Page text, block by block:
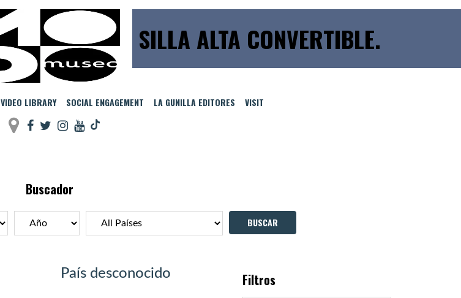
SILLA ALTA CONVERTIBLE.
VIDEO LIBRARY SOCIAL ENGAGEMENT LA GUNILLA EDITORES VISIT
Buscador
País desconocido Filtros